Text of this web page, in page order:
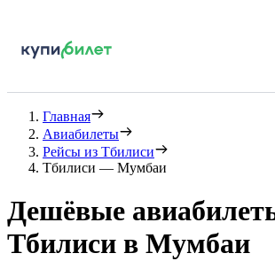
Главная
Авиабилеты
Рейсы из Тбилиси
Тбилиси — Мумбаи
Дешёвые
Тбилиси в Мумбаи